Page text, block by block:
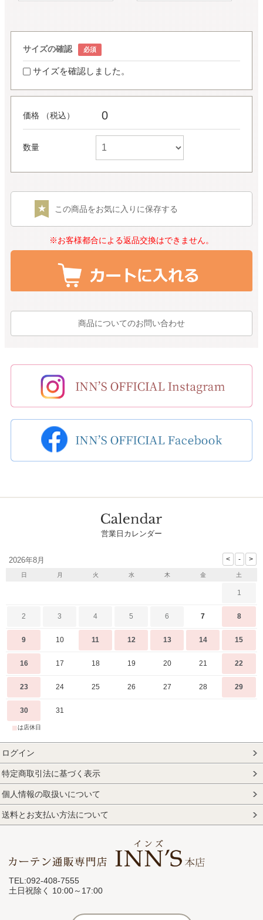
サイズの確認
サイズを確認しました。
価格 （税込） 0
数量
この商品をお気に入りに保存する
※お客様都合による返品交換はできません。
商品についてのお問い合わせ
営業日カレンダー
2026年8月
日 月 火 水 木 金 土
1
2 3 4 5 6 7 8
9 10 11 12 13 14 15
16 17 18 19 20 21 22
23 24 25 26 27 28 29
30 31
■は店休日
ログイン
特定商取引法に基づく表示
個人情報の取扱いについて
送料とお支払い方法について
TEL:092-408-7555
土日祝除く 10:00～17:00